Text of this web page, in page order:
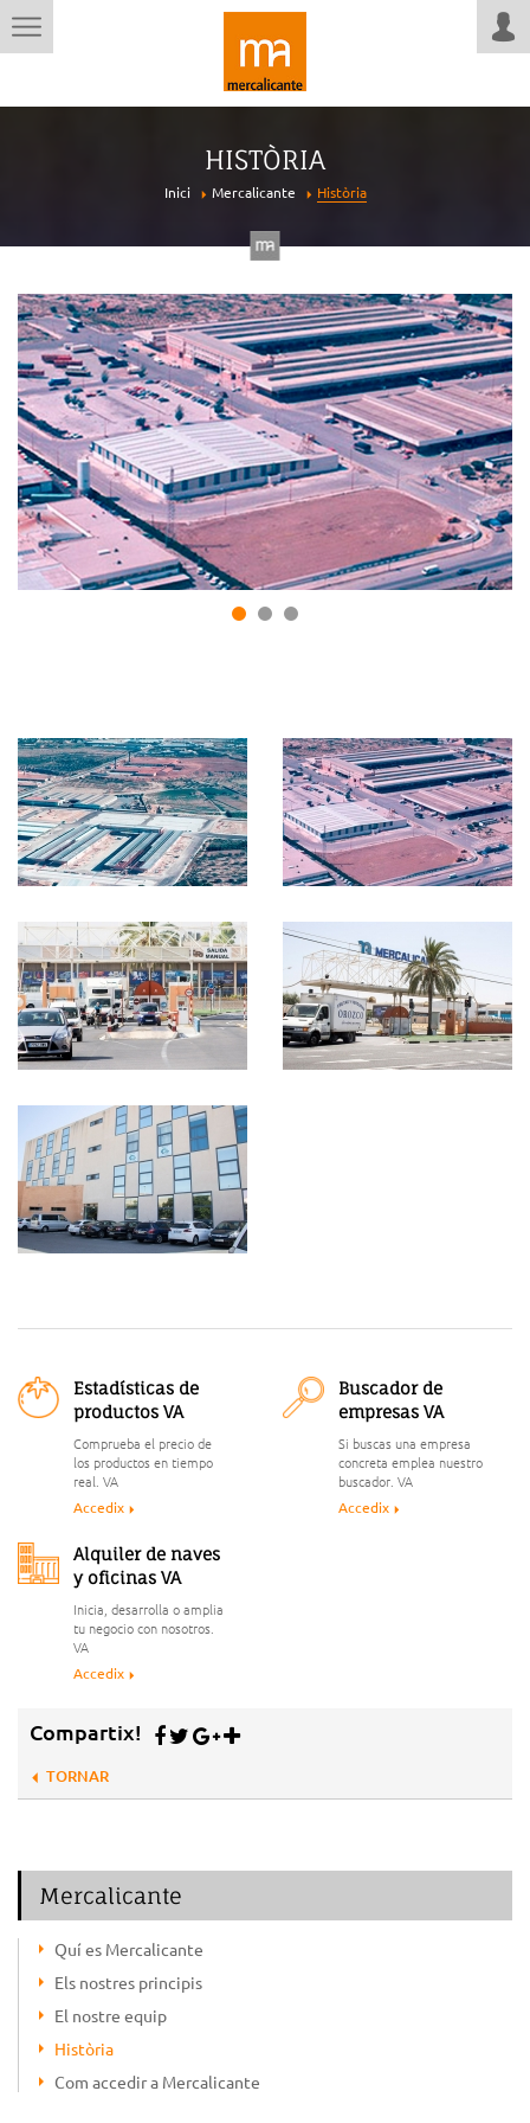
HISTÒRIA
Inici Mercalicante Història
Estadísticas de
productos VA
Comprueba el precio de
los productos en tiempo
real. VA
Accedix
Buscador de
empresas VA
Si buscas una empresa
concreta emplea nuestro
buscador. VA
Accedix
Alquiler de naves
y oficinas VA
Inicia, desarrolla o amplia
tu negocio con nosotros.
VA
Accedix
Compartix!
TORNAR
Mercalicante
Quí es Mercalicante
Els nostres principis
El nostre equip
Història
Com accedir a Mercalicante